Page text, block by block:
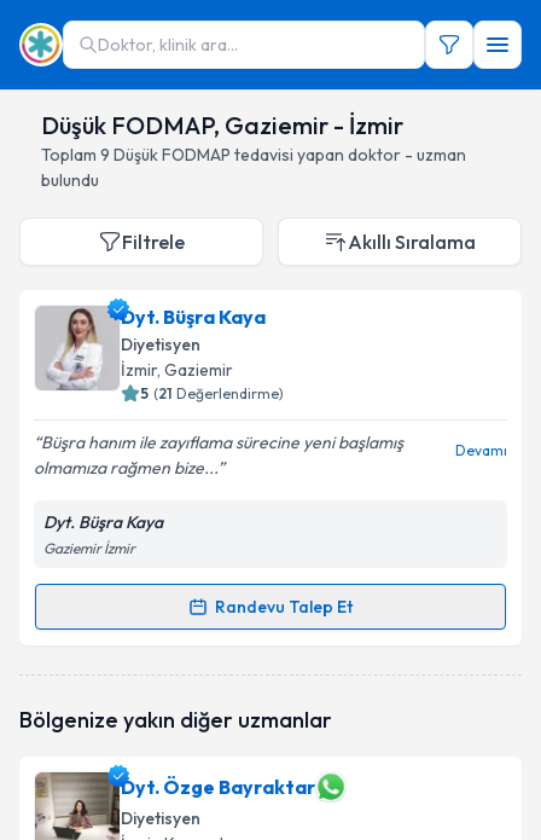
Doktor, klinik ara...
Düşük FODMAP, Gaziemir - İzmir
Toplam 9 Düşük FODMAP tedavisi yapan doktor - uzman
bulundu
Filtrele Akıllı Sıralama
Dyt. Büşra Kaya
Diyetisyen
İzmir, Gaziemir
5 (21 Değerlendirme)
Büşra hanım ile zayıflama sürecine yeni başlamış
olmamıza rağmen bize...
Devamı
Dyt. Büşra Kaya
Gaziemir İzmir
Randevu Talep Et
Randevu Takvimi Talebi
Size bu uzmandan randevu almanız için bir takvim
E-posta Adresiniz
Bölgenize yakın diğer uzmanlar
Dyt. Özge Bayraktar
Diyetisyen